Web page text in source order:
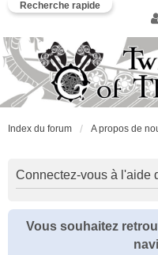
Recherche rapide
Index du forum A propos de
Connectez-vous à l'aide
Vous souhaitez